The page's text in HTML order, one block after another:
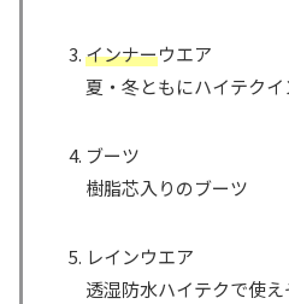
インナーウエア
夏・冬ともにハイテク
ブーツ
樹脂芯入りのブーツ
レインウエア
透湿防水ハイテクで使